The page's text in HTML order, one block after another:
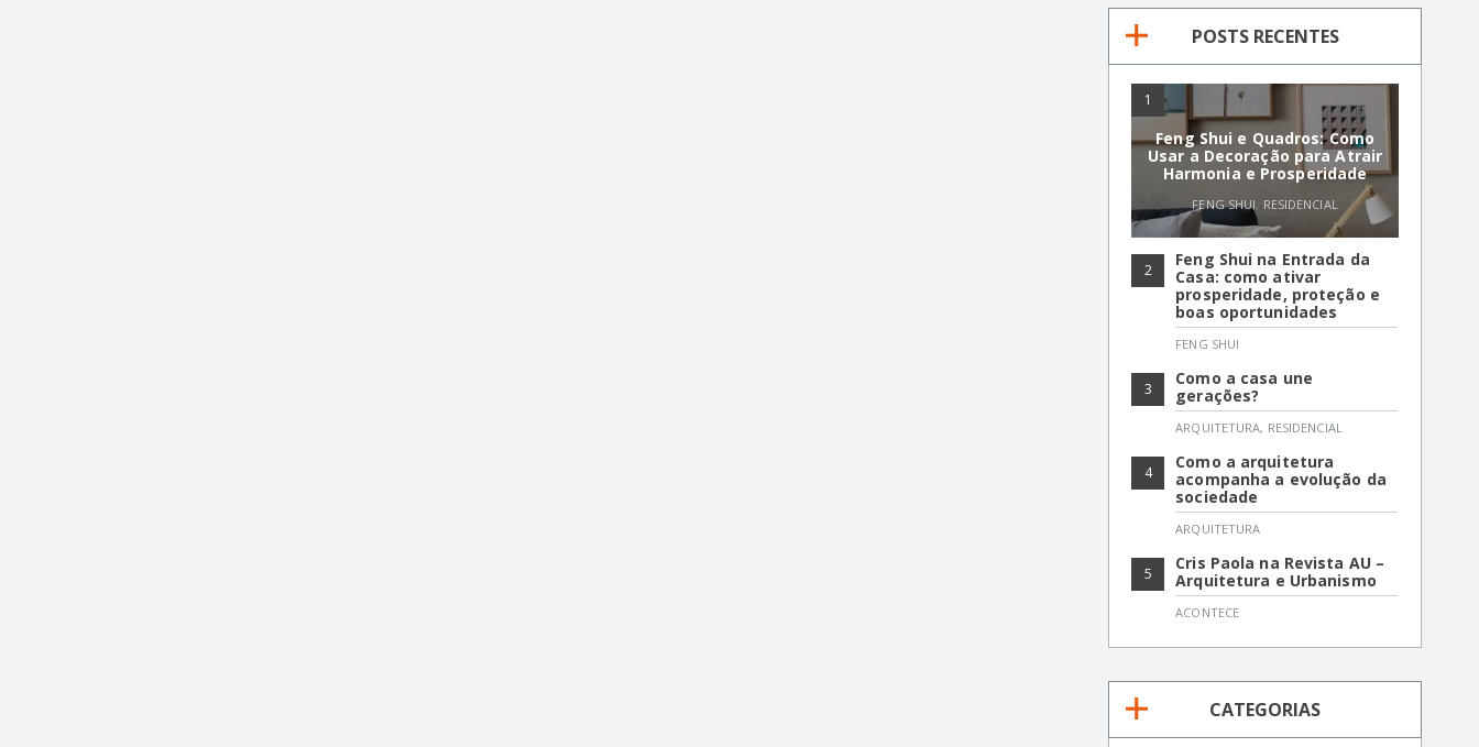
POSTS RECENTES
1
Feng Shui e Quadros: Como
Usar a Decoração para Atrair
Harmonia e Prosperidade
FENG SHUI, RESIDENCIAL
2
Feng Shui na Entrada da
Casa: como ativar
prosperidade, proteção e
boas oportunidades
FENG SHUI
3
Como a casa une
gerações?
ARQUITETURA, RESIDENCIAL
4
Como a arquitetura
acompanha a evolução da
sociedade
ARQUITETURA
5
Cris Paola na Revista AU –
Arquitetura e Urbanismo
ACONTECE
CATEGORIAS